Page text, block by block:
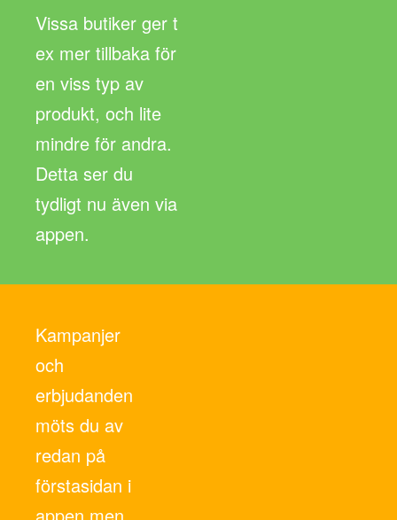
Vissa butiker ger t
ex mer tillbaka för
en viss typ av
produkt, och lite
mindre för andra.
Detta ser du
tydligt nu även via
appen.
Kampanjer
och
erbjudanden
möts du av
redan på
förstasidan i